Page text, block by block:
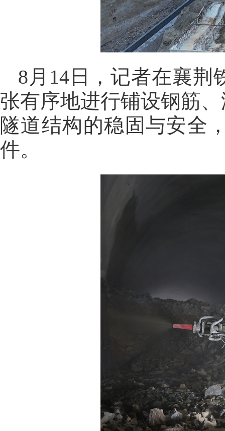
8月14日，记者在襄荆
张有序地进行铺设钢筋
隧道结构的稳固与安全
件。